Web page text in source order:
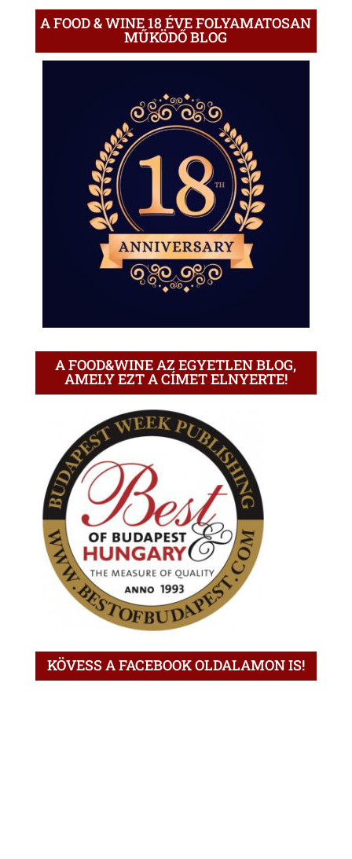
A FOOD & WINE 18 ÉVE FOLYAMATOSAN
MŰKÖDŐ BLOG
A FOOD&WINE AZ EGYETLEN BLOG,
AMELY EZT A CÍMET ELNYERTE!
KÖVESS A FACEBOOK OLDALAMON IS!